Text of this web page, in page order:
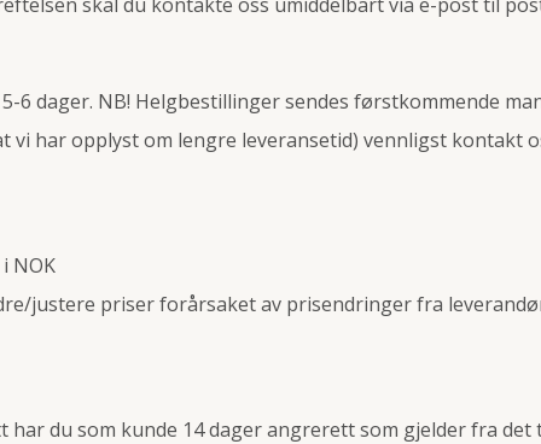
6 dager. NB! Helgbestillinger sendes førstkommende
vi har opplyst om lengre leveransetid) vennligst kontakt
NOK
justere priser forårsaket av prisendringer fra
du som kunde 14 dager angrerett som gjelder fra